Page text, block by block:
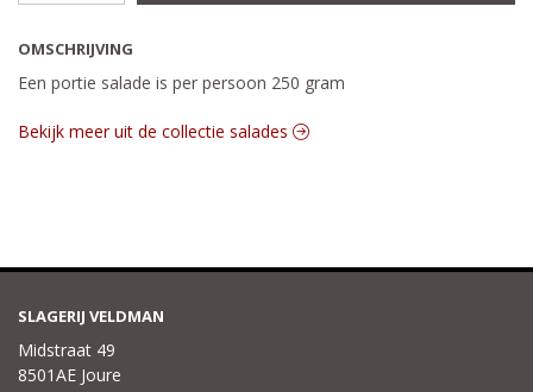
OMSCHRIJVING
Een portie salade is per persoon 250 gram
Bekijk meer uit de collectie salades
SLAGERIJ VELDMAN
Midstraat 49
8501AE Joure